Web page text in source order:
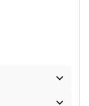

